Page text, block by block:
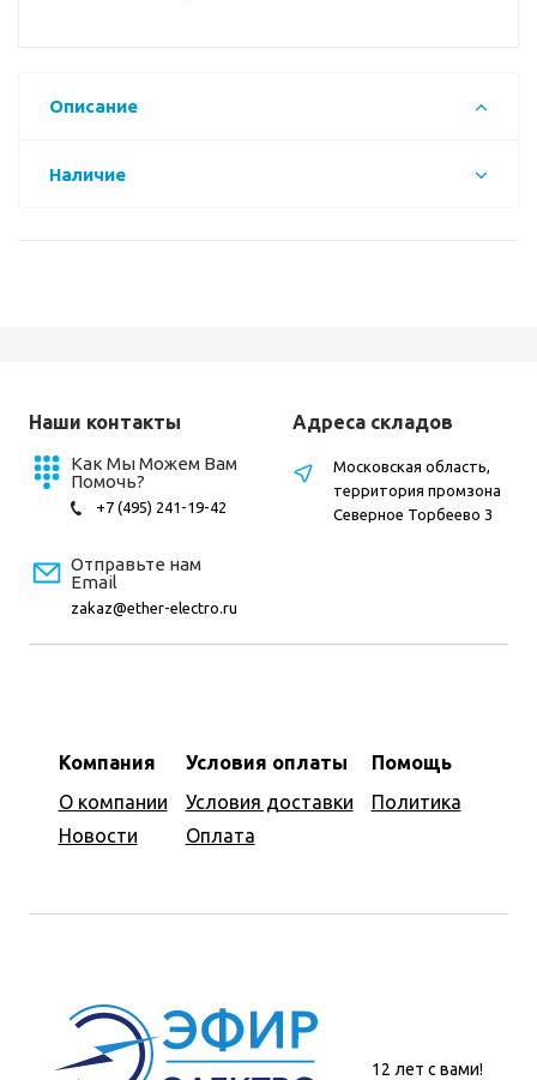
Описание
Наличие
Наши контакты
Как Мы Можем Вам
Помочь?
+7 (495) 241-19-42
Отправьте нам
Email
zakaz@ether-electro.ru
Компания
О компании
Новости
Условия оплаты
Условия доставки
Оплата
Помощь
Политика
Адреса складов
Московская область,
территория промзона
Северное Торбеево 3
12 лет с вами!